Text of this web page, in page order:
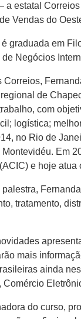
a estatal
Vendas do
é graduada em
de Negócios
Correios,
de
com
logística;
no Rio de
Montevidéu. Em
e hoje atua
palestra,
tratamento,
mais
ainda
Comércio
do curso,